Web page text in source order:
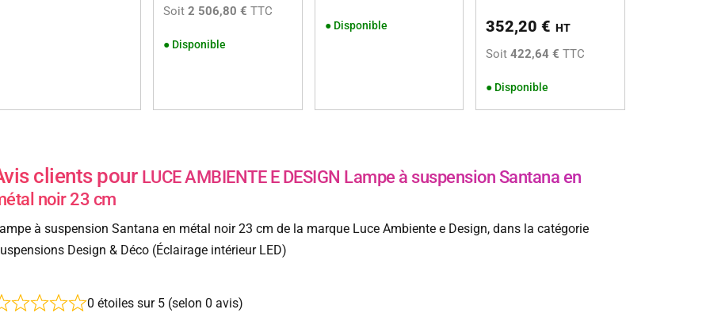
Soit2 506,80 € TTC
● Disponible
● Disponible 352,20€ HT
Soit422,64 € TTC
● Disponible
clients pour LUCE AMBIENTE E DESIGN Lampe à suspension Santana en
noir 23 cm
à suspension Santana en métal noir 23 cm de la marque Luce Ambiente e Design, dans la catégorie
Design & Déco (Éclairage intérieur LED)
0 étoiles sur 5 (selon 0 avis)